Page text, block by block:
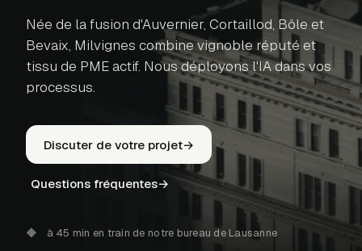
Née de la fusion d'Auvernier, Cortaillod, Bôle et
Bevaix, Milvignes combine vignoble réputé et
tissu de PME actif. Nous déployons l'IA dans vos
processus.
Discuter de votre projet→
Questions fréquentes→
◆ à 45 min en train de notre bureau de Lausanne